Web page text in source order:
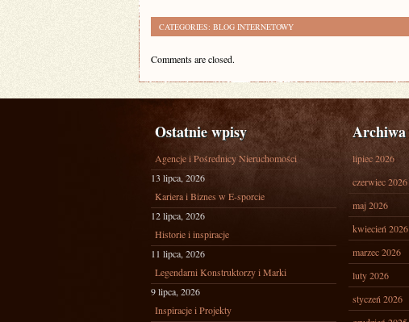
CATEGORIES: BLOG INTERNETOWY
Comments are closed.
Ostatnie wpisy
Agencje i Pośrednicy Nieruchomości
13 lipca, 2026
Kariera i Biznes w E-sporcie
12 lipca, 2026
Historie i inspiracje
11 lipca, 2026
Legendarni Konstruktorzy i Marki
9 lipca, 2026
Inspiracje i Projekty
Archiwa
lipiec 2026
czerwiec 2026
maj 2026
kwiecień 2026
marzec 2026
luty 2026
styczeń 2026